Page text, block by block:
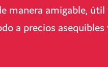
manera amigable,
a precios